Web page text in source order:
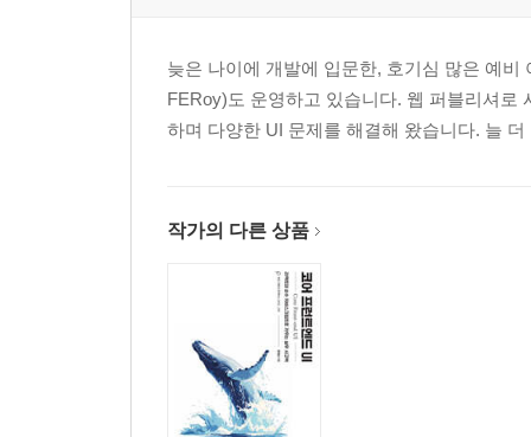
늦은 나이에 개발에 입문한, 호기심 많은 예
FERoy)도 운영하고 있습니다. 웹 퍼블리셔로
하며 다양한 UI 문제를 해결해 왔습니다. 늘
작가의 다른 상품